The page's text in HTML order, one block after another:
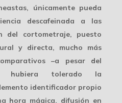
únicamente pueda
descafeinada a las
del cortometraje, puesto
y directa, mucho más
–a pesar del
hubiera tolerado la
identificador propio
hora mágica, difusión en